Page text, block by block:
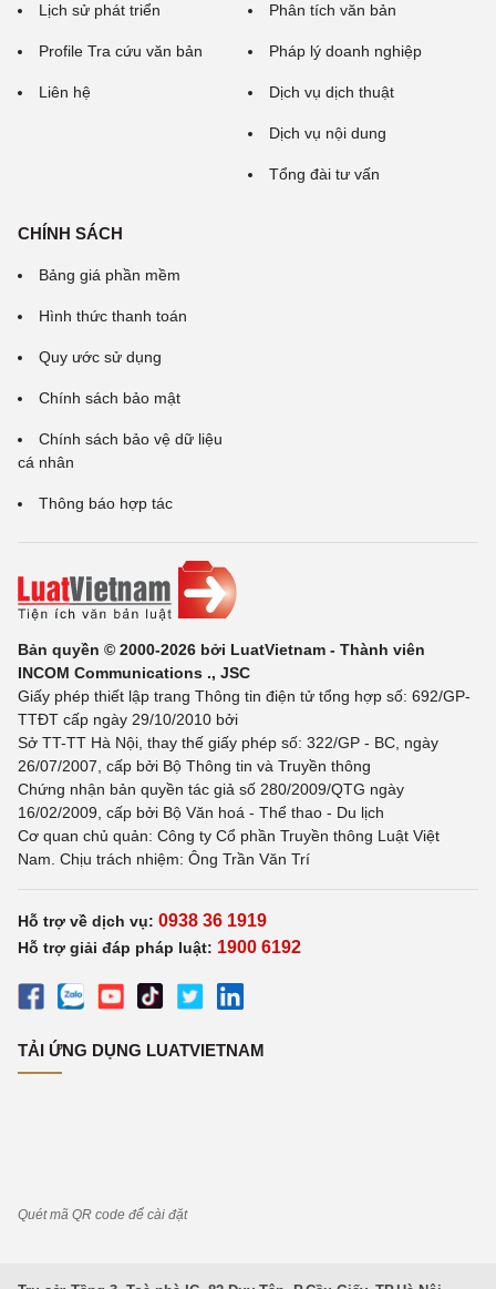
Lịch sử phát triển
Profile Tra cứu văn bản
Liên hệ
Phân tích văn bản
Pháp lý doanh nghiệp
Dịch vụ dịch thuật
Dịch vụ nội dung
Tổng đài tư vấn
CHÍNH SÁCH
Bảng giá phần mềm
Hình thức thanh toán
Quy ước sử dụng
Chính sách bảo mật
Chính sách bảo vệ dữ liệu
cá nhân
Thông báo hợp tác
Bản quyền © 2000-2026 bởi LuatVietnam - Thành viên
INCOM Communications ., JSC
Giấy phép thiết lập trang Thông tin điện tử tổng hợp số: 692/GP-
TTĐT cấp ngày 29/10/2010 bởi
Sở TT-TT Hà Nội, thay thế giấy phép số: 322/GP - BC, ngày
26/07/2007, cấp bởi Bộ Thông tin và Truyền thông
Chứng nhận bản quyền tác giả số 280/2009/QTG ngày
16/02/2009, cấp bởi Bộ Văn hoá - Thể thao - Du lịch
Cơ quan chủ quản: Công ty Cổ phần Truyền thông Luật Việt
Nam. Chịu trách nhiệm: Ông Trần Văn Trí
Hỗ trợ về dịch vụ: 0938 36 1919
Hỗ trợ giải đáp pháp luật: 1900 6192
TẢI ỨNG DỤNG LUATVIETNAM
Quét mã QR code để cài đặt